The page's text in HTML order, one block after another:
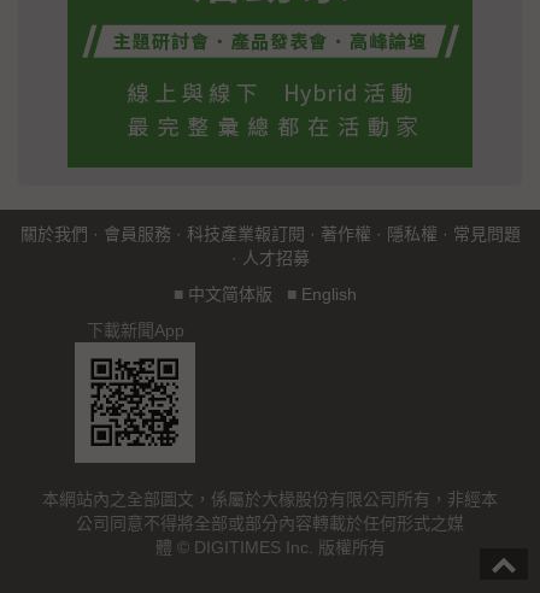
關於我們 · 會員服務 · 科技產業報訂閱 · 著作權 · 隱私權 · 常見問題
· 人才招募
■ 中文简体版 ■ English
下載新聞App
本網站內之全部圖文，係屬於大椽股份有限公司所有，非經本
公司同意不得將全部或部分內容轉載於任何形式之媒
體 © DIGITIMES Inc. 版權所有